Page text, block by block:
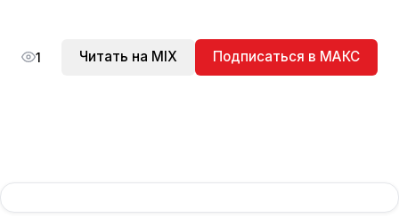
1 Читать на MIX Подписаться в МАКС